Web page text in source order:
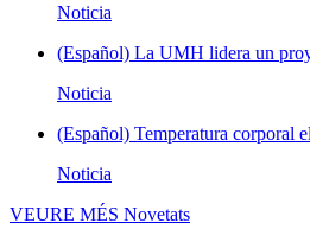
Noticia
(Español) La UMH lidera un
Noticia
(Español) Temperatura corporal
Noticia
VEURE MÉS Novetats